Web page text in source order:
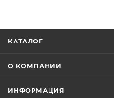
КАТАЛОГ
О КОМПАНИИ
ИНФОРМАЦИЯ